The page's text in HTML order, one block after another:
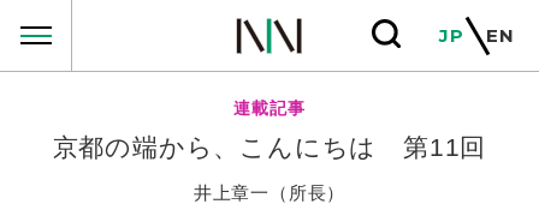
JP EN
COMMUNICATIONS
連載記事
京都の端から、こんにちは 第11回
井上章一（所長）